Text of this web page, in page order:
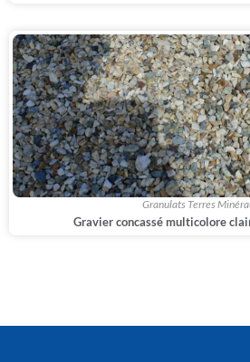
Granulats Terres
Gravier concassé multicolore